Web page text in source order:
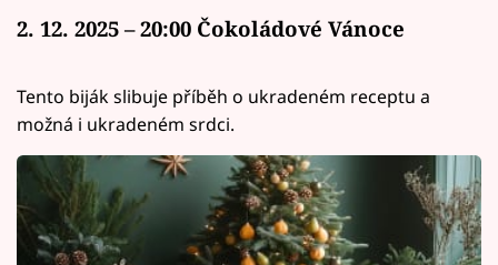
2. 12. 2025 – 20:00 Čokoládové Vánoce
Tento biják slibuje příběh o ukradeném receptu a
možná i ukradeném srdci.